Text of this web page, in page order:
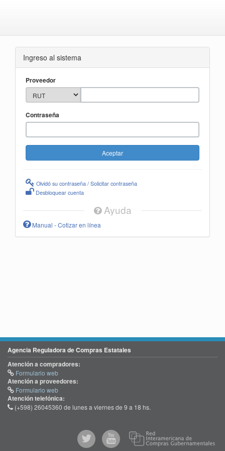
Ingreso al sistema
Proveedor
Contraseña
Olvidó su contraseña / Solicitar contraseña
Desbloquear cuenta
Ayuda
Manual - Cotizar en línea
Agencia Reguladora de Compras Estatales
Atención a compradores:
Formulario web
Atención a proveedores:
Formulario web
Atención telefónica:
(+598) 26045360 de lunes a viernes de 9 a 18 hs.
@comprasgubuy
ACCE